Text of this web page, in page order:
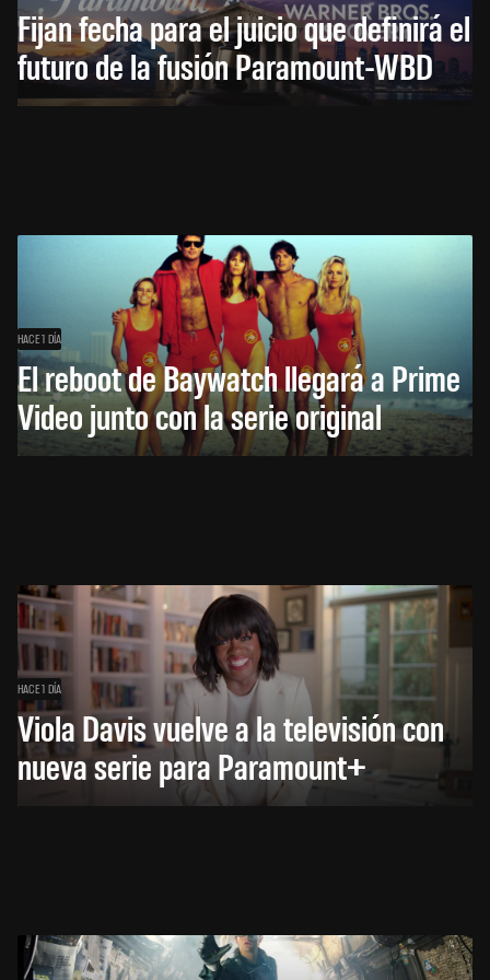
Fijan fecha para el juicio que definirá el
futuro de la fusión Paramount-WBD
HACE 1 DÍA
El reboot de Baywatch llegará a Prime
Video junto con la serie original
HACE 1 DÍA
Viola Davis vuelve a la televisión con
nueva serie para Paramount+